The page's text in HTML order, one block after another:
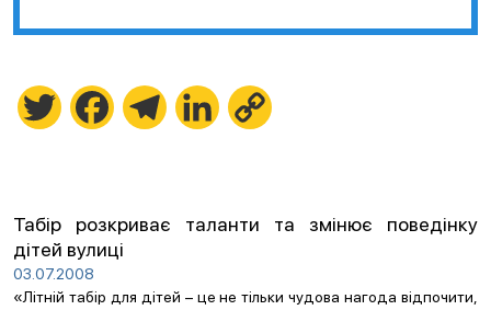
Twitter FacebookTelegramLinkedIn
Табір розкриває таланти та змінює поведінку
дітей вулиці
03.07.2008
«Літній табір для дітей – це не тільки чудова нагода відпочити,